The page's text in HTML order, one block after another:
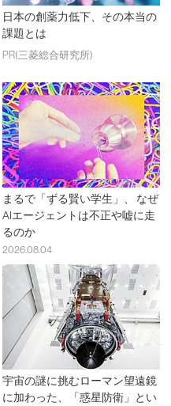
日本の創薬力低下、その本当の
課題とは
PR(三菱総合研究所)
まるで「ずる賢い学生」、 なぜ
AIエージェントは不正や嘘に走
るのか
2026.08.04
宇宙の謎に挑むローマン望遠鏡
に加わった、「惑星防衛」とい